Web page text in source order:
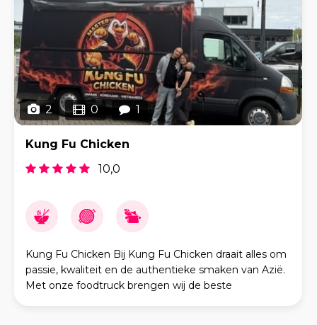
2 0 1
Kung Fu Chicken
10,0
Kung Fu Chicken Bij Kung Fu Chicken draait alles om
passie, kwaliteit en de authentieke smaken van Azië.
Met onze foodtruck brengen wij de beste